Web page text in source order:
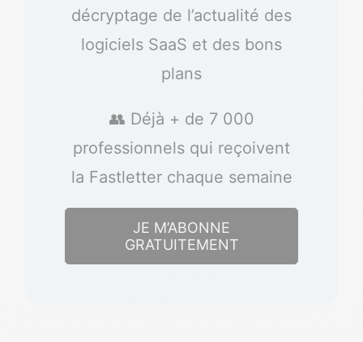
décryptage de l’actualité des
logiciels SaaS et des bons
plans
👥 Déjà + de 7 000
professionnels qui reçoivent
la Fastletter chaque semaine
JE M’ABONNE
GRATUITEMENT